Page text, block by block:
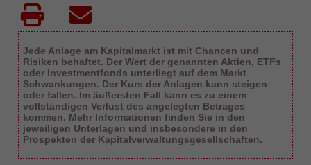
Jede Anlage am Kapitalmarkt ist mit Chancen und
Risiken behaftet. Der Wert der genannten Aktien, ETFs
oder Investmentfonds unterliegt auf dem Markt
Schwankungen. Der Kurs der Anlagen kann steigen
oder fallen. Im äußersten Fall kann es zu einem
vollständigen Verlust des angelegten Betrages
kommen. Mehr Informationen finden Sie in den
jeweiligen Unterlagen und insbesondere in den
Prospekten der Kapitalverwaltungsgesellschaften.